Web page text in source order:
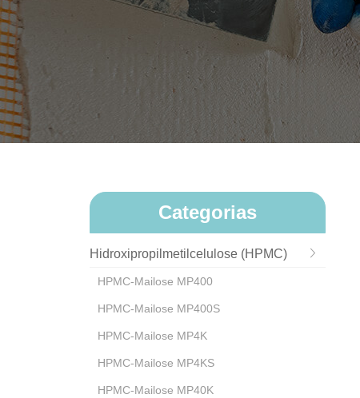
Categorias
Hidroxipropilmetilcelulose (HPMC)
HPMC-Mailose MP400
HPMC-Mailose MP400S
HPMC-Mailose MP4K
HPMC-Mailose MP4KS
HPMC-Mailose MP40K